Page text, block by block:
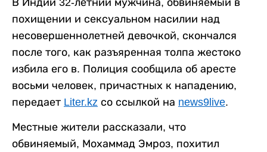
В Индии 32-летний мужчина, обвиняемый в
похищении и сексуальном насилии над
несовершеннолетней девочкой, скончался
после того, как разъяренная толпа жестоко
избила его в. Полиция сообщила об аресте
восьми человек, причастных к нападению,
передает Liter.kz со ссылкой на news9live.
Местные жители рассказали, что
обвиняемый, Мохаммад Эмроз, похитил